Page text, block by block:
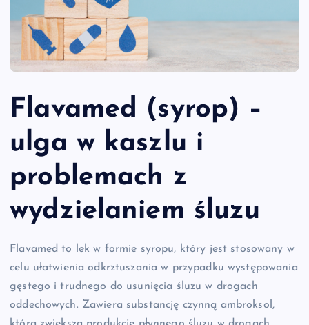
Flavamed (syrop) –
ulga w kaszlu i
problemach z
wydzielaniem śluzu
Flavamed to lek w formie syropu, który jest stosowany w
celu ułatwienia odkrztuszania w przypadku występowania
gęstego i trudnego do usunięcia śluzu w drogach
oddechowych. Zawiera substancję czynną ambroksol,